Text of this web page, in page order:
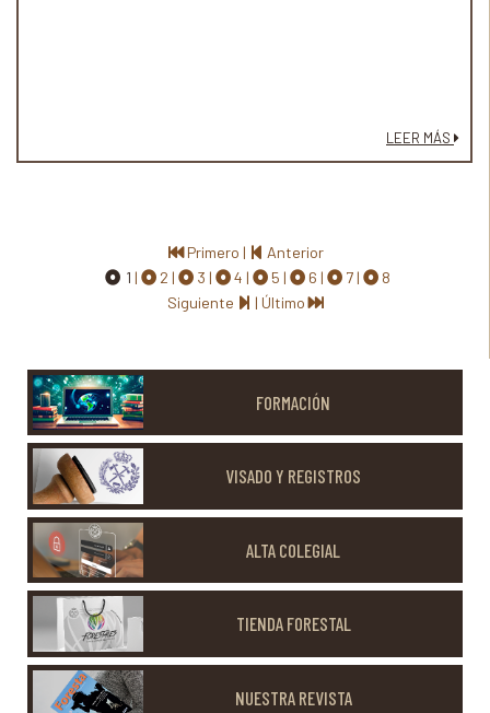
LEER MÁS
Primero |
Anterior
1
2 3 4 5 6 7
8
Siguiente
| Último
FORMACIÓN
VISADO Y REGISTROS
ALTA COLEGIAL
TIENDA FORESTAL
NUESTRA REVISTA